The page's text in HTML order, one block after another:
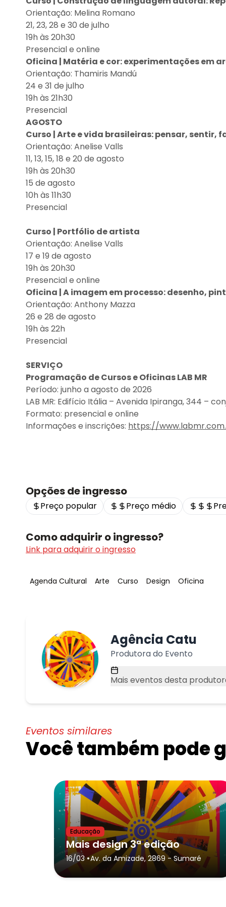
Orientação: Melina Romano
21, 23, 28 e 30 de julho
19h às 20h30
Presencial e online
Oficina | Matéria e cor: experimentações em
Orientação: Thamiris Mandú
24 e 31 de julho
19h às 21h30
Presencial
AGOSTO
Curso | Arte e vida brasileiras: pensar, sentir,
Orientação: Anelise Valls
11, 13, 15, 18 e 20 de agosto
19h às 20h30
15 de agosto
10h às 11h30
Presencial
Curso | Portfólio de artista
Orientação: Anelise Valls
17 e 19 de agosto
19h às 20h30
Presencial e online
Oficina | A imagem em processo: desenho,
Orientação: Anthony Mazza
26 e 28 de agosto
19h às 22h
Presencial
SERVIÇO
Programação de Cursos e Oficinas LAB MR
Período: junho a agosto de 2026
LAB MR: Edifício Itália – Avenida Ipiranga, 344 –
Formato: presencial e online
Informações e inscrições: https://
Opções de ingresso
Preço popular Preço médio
Como adquirir o ingresso?
Link para adquirir o ingresso
Tag:
Agenda Cultural Tag:
Arte Tag:
Curso Tag:
Design Tag:
Oficina
Agência Catu
Produtora do Evento
Mais eventos desta
Eventos similares
Você também pode
Educação
Mais design 3ª edição
16/03 •Av. da Amizade, 2869 - Sumaré